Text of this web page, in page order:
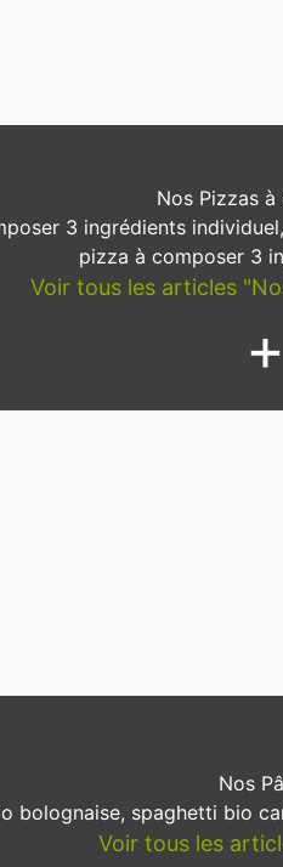
Nos Pizzas
3 ingrédients
pizza à composer 3
Voir tous les articles
+
Nos
bolognaise, spaghetti bio
Voir tous les